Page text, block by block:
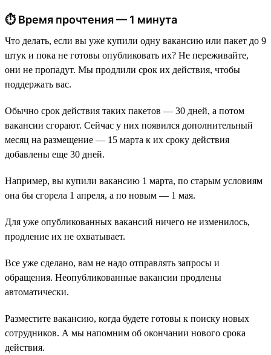
⏱ Время прочтения — 1 минута
Что делать, если вы уже купили одну вакансию или пакет до 9
штук и пока не готовы опубликовать их? Не переживайте,
они не пропадут. Мы продлили срок их действия, чтобы
поддержать вас.
Обычно срок действия таких пакетов — 30 дней, а потом
вакансии сгорают. Сейчас у них появился дополнительный
месяц на размещение — 15 марта к их сроку действия
добавлены еще 30 дней.
Например, вы купили вакансию 1 марта, по старым условиям
она бы сгорела 1 апреля, а по новым — 1 мая.
Для уже опубликованных вакансий ничего не изменилось,
продление их не охватывает.
Все уже сделано, вам не надо отправлять запросы и
обращения. Неопубликованные вакансии продлены
автоматически.
Разместите вакансию, когда будете готовы к поиску новых
сотрудников. А мы напомним об окончании нового срока
действия.